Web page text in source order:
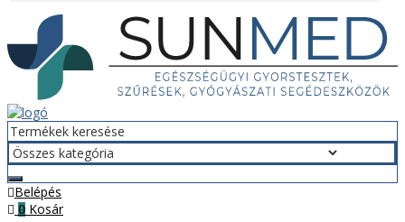
Menü
Belépés
0 Kosár